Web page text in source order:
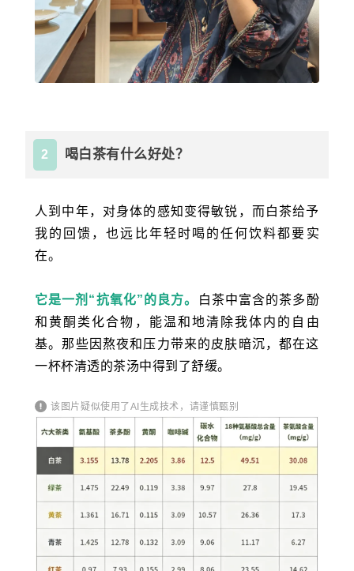
2 喝白茶有什么好处？
人到中年，对身体的感知变得敏锐，而白茶给予
我的回馈，也远比年轻时喝的任何饮料都要实
在。
它是一剂“抗氧化”的良方。 白茶中富含的茶多酚
和黄酮类化合物 ，能温和地清除我体内的自由
基。那些因熬夜和压力带来的皮肤暗沉，都在这
一杯杯清透的茶汤中得到了舒缓。
该图片疑似使用了AI生成技术，请谨慎甄别